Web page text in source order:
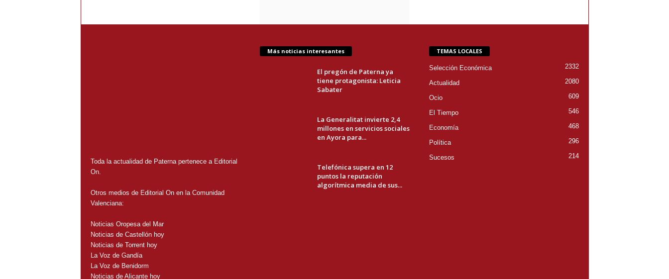
Toda la actualidad de Paterna pertenece a Editorial
On.
Otros medios de Editorial On en la Comunidad
Valenciana:
Noticias Oropesa del Mar
Noticias de Castellón hoy
Noticias de Torrent hoy
La Voz de Gandía
La Voz de Benidorm
Noticias de Alicante hoy
Más noticias interesantes
El pregón de Paterna ya
tiene protagonista: Leticia
Sabater
La Generalitat invierte 2,4
millones en servicios sociales
en Ayora para...
Telefónica supera en 12
puntos la reputación
algorítmica media de sus...
TEMAS LOCALES
Selección Económica 2332
Actualidad 2080
Ocio 609
El Tiempo 546
Economía 468
Política 296
Sucesos 214